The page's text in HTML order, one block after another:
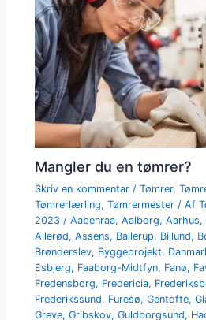
Mangler du en tømrer?
Skriv en kommentar /Tømrer,
Tømrerlærling,Tømrermester / Af
2023 /Aabenraa,Aalborg,Aarhus,
Allerød,Assens, Ballerup, Billund,
Brønderslev, Byggeprojekt,
Esbjerg, Faaborg-Midtfyn, Fanø,
Fredensborg, Fredericia,
Frederikssund, Furesø,Gentofte,
Greve,Gribskov,Guldborgsund,